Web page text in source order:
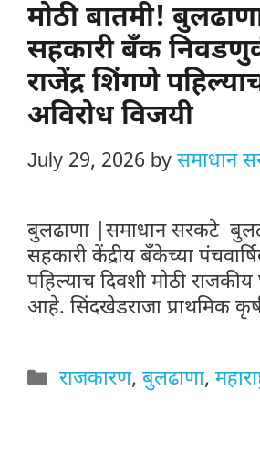
मोठी बातमी!
सहकारी बँक
राजेंद्र शिंगणे
अविरोध विजयी
July 29, 2026 by समाधान
बुलढाणा |समाधान सरकटे
सहकारी केंद्रीय बँकेच्या
पहिल्याच दिवशी मोठी
आहे. सिंदखेडराजा प्राथमिक
Categories
राजकारण,बुलढाणा,